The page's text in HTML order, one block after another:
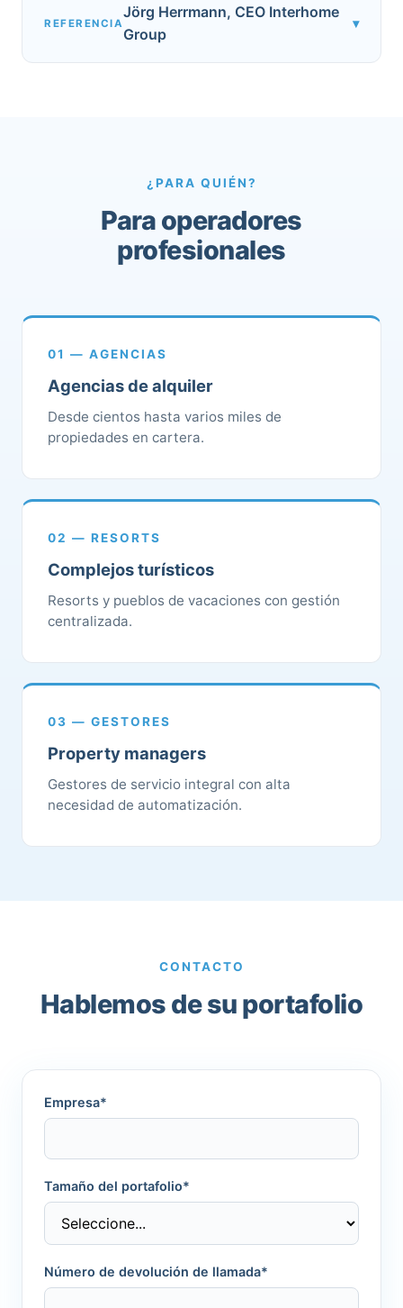
REFERENCIA
Jörg Herrmann, CEO Interhome
Group
▾
¿PARA QUIÉN?
Para operadores
profesionales
01 — AGENCIAS
Agencias de alquiler
Desde cientos hasta varios miles de
propiedades en cartera.
02 — RESORTS
Complejos turísticos
Resorts y pueblos de vacaciones con gestión
centralizada.
03 — GESTORES
Property managers
Gestores de servicio integral con alta
necesidad de automatización.
CONTACTO
Hablemos de su portafolio
Empresa*
Tamaño del portafolio*
Número de devolución de llamada*